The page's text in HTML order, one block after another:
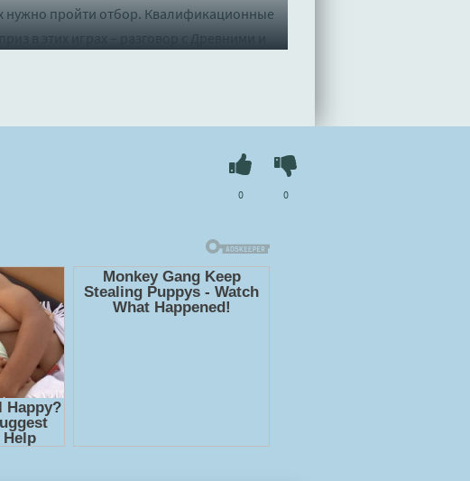
нужно пройти отбор. Квалификационные
в этих играх – разговор с Древними и
0 0